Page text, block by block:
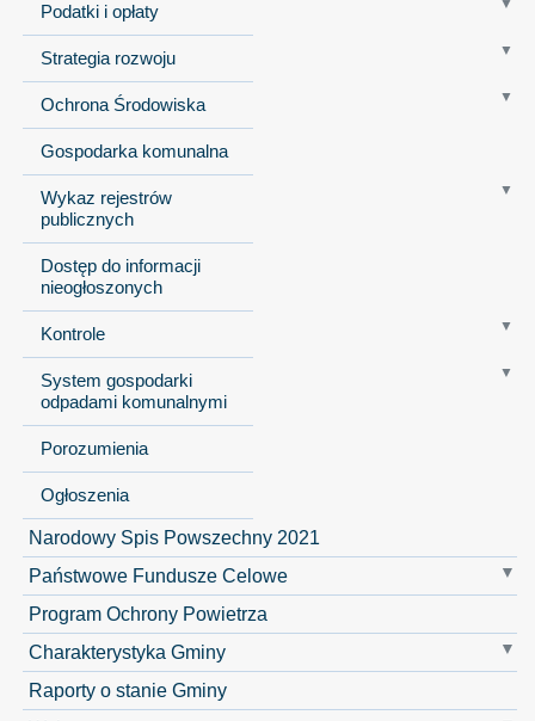
Podatki i opłaty
Strategia rozwoju
Ochrona Środowiska
Gospodarka komunalna
Wykaz rejestrów
publicznych
Dostęp do informacji
nieogłoszonych
Kontrole
System gospodarki
odpadami komunalnymi
Porozumienia
Ogłoszenia
Narodowy Spis Powszechny 2021
Państwowe Fundusze Celowe
Program Ochrony Powietrza
Charakterystyka Gminy
Raporty o stanie Gminy